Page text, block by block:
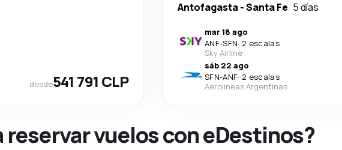
desde541 791 CLP
Antofagasta-Santa Fe 5 días
mar 18 ago
ANF-SFN· 2 escalas
Sky Airline
sáb 22 ago
SFN-ANF· 2 escalas
Aerolineas Argentinas
reservar vuelos con eDestinos?